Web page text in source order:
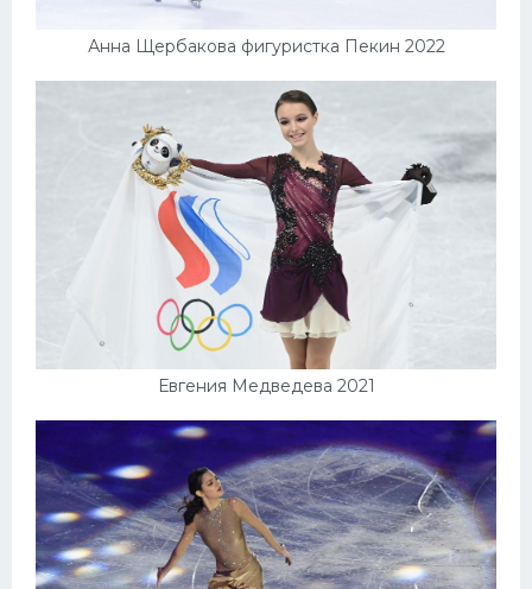
Анна Щербакова фигуристка Пекин 2022
Евгения Медведева 2021